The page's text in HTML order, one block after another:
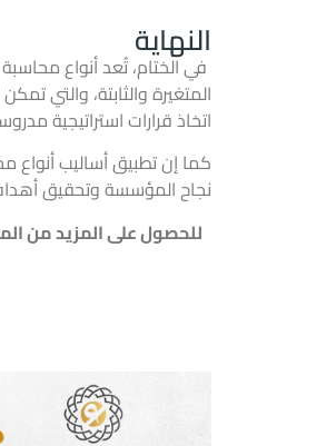
النهاية
في الختام، تُعد أنواع
المتغيرة والثابتة، والتي
اتخاذ قرارات استراتيجية
كما إن تطبيق أساليب أنواع
نجاح المؤسسة وتحقيق
للحصول على المزيد من